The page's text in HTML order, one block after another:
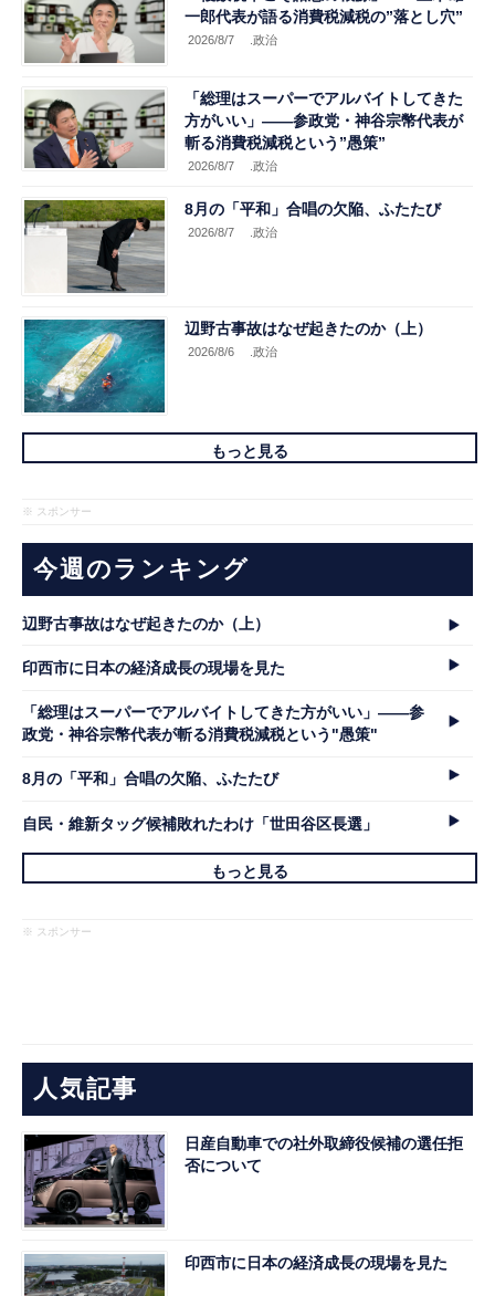
一郎代表が語る消費税減税の”落とし穴”
2026/8/7 .政治
「総理はスーパーでアルバイトしてきた
方がいい」――参政党・神谷宗幣代表が
斬る消費税減税という”愚策”
2026/8/7 .政治
8月の「平和」合唱の欠陥、ふたたび
2026/8/7 .政治
辺野古事故はなぜ起きたのか（上）
2026/8/6 .政治
もっと見る
※ スポンサー
今週のランキング
辺野古事故はなぜ起きたのか（上）
印西市に日本の経済成長の現場を見た
「総理はスーパーでアルバイトしてきた方がいい」――参
政党・神谷宗幣代表が斬る消費税減税という"愚策"
8月の「平和」合唱の欠陥、ふたたび
自民・維新タッグ候補敗れたわけ「世田谷区長選」
もっと見る
※ スポンサー
人気記事
日産自動車での社外取締役候補の選任拒
否について
印西市に日本の経済成長の現場を見た